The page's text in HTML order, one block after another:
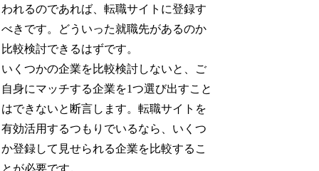
われるのであれば、転職サイトに登録す
べきです。どういった就職先があるのか
比較検討できるはずです。
いくつかの企業を比較検討しないと、ご
自身にマッチする企業を1つ選び出すこと
はできないと断言します。転職サイトを
有効活用するつもりでいるなら、いくつ
か登録して見せられる企業を比較するこ
とが必要です。